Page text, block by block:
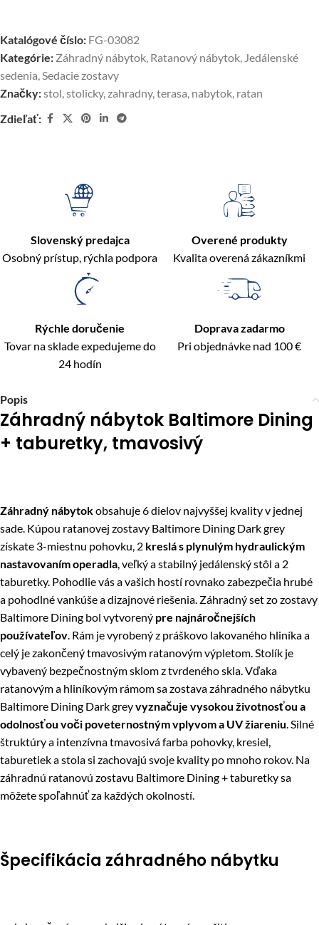
Katalógové číslo: FG-03082
Kategórie: Záhradný nábytok, Ratanový nábytok, Jedálenské
sedenia,Sedacie zostavy
Značky:stol,stolicky,zahradny,terasa, nabytok, ratan
Zdieľať:
Slovenský predajca
Osobný prístup, rýchla podpora
Overené produkty
Kvalita overená zákazníkmi
Rýchle doručenie
Tovar na sklade expedujeme do
24 hodín
Doprava zadarmo
Pri objednávke nad 100 €
Popis
Záhradný nábytok Baltimore Dining
+ taburetky, tmavosivý
Záhradný nábytokobsahuje 6 dielov najvyššej kvality v jednej
sade. Kúpou ratanovej zostavy Baltimore Dining Dark grey
získate 3-miestnu pohovku, 2 kreslá s plynulým hydraulickým
nastavovaním operadla, veľký a stabilný jedálenský stôl a 2
taburetky. Pohodlie vás a vašich hostí rovnako zabezpečia hrubé
a pohodlné vankúše a dizajnové riešenia. Záhradný set zo zostavy
Baltimore Dining bol vytvorený pre najnáročnejších
používateľov. Rám je vyrobený z práškovo lakovaného hliníka a
celý je zakončený tmavosivým ratanovým výpletom. Stolík je
vybavený bezpečnostným sklom z tvrdeného skla. Vďaka
ratanovým a hliníkovým rámom sa zostava záhradného nábytku
Baltimore Dining Dark greyvyznačuje vysokou životnosťou a
odolnosťou voči poveternostným vplyvom a UV žiareniu. Silné
štruktúry a intenzívna tmavosivá farba pohovky, kresiel,
taburetiek a stola si zachovajú svoje kvality po mnoho rokov. Na
záhradnú ratanovú zostavu Baltimore Dining + taburetky sa
môžete spoľahnúť za každých okolností.
Špecifikácia záhradného nábytku